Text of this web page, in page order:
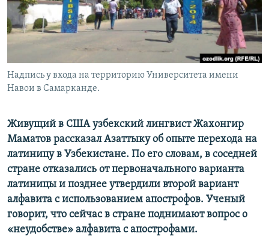
Надпись у входа на территорию Университета имени
Навои в Самарканде.
Живущий в США узбекский лингвист Жахонгир
Маматов рассказал Азаттыку об опыте перехода на
латиницу в Узбекистане. По его словам, в соседней
стране отказались от первоначального варианта
латиницы и позднее утвердили второй вариант
алфавита с использованием апострофов. Ученый
говорит, что сейчас в стране поднимают вопрос о
«неудобстве» алфавита с апострофами.